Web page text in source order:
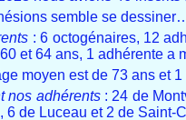
semble se
: 6 octogénaires, 12
et 64 ans, 1 adhérente a
moyen est de 73 ans et 1
nos adhérents : 24 de
de Luceau et 2 de Saint-